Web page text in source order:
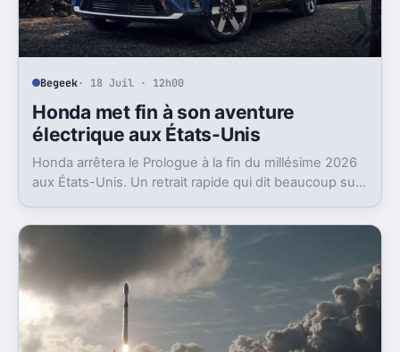
Begeek· 18 Juil · 12h00
Honda met fin à son aventure
électrique aux États-Unis
Honda arrêtera le Prologue à la fin du millésime 2026
aux États-Unis. Un retrait rapide qui dit beaucoup sur